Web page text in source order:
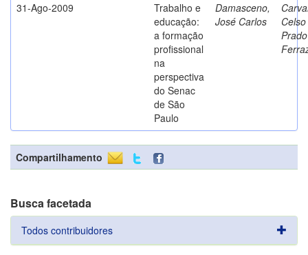
31-Ago-2009
Trabalho e
educação:
a formação
profissional
na
perspectiva
do Senac
de São
Paulo
Damasceno,
José Carlos
Prado
Compartilhamento
Busca facetada
Todos contribuidores